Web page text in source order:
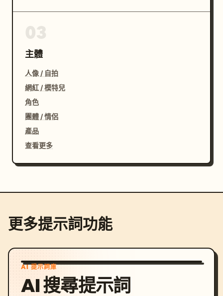
主體
人像 / 自拍
網紅 / 模特兒
角色
團體 / 情侶
產品
查看更多
更多提示詞功能
AI 提示詞庫
AI 搜尋提示詞